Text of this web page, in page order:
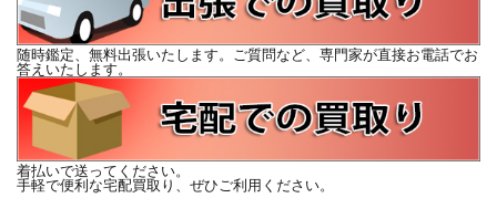
随時鑑定、無料出張いたします。ご質問など、専門家が直接お電話でお
答えいたします。
着払いで送ってください。
手軽で便利な宅配買取り、ぜひご利用ください。